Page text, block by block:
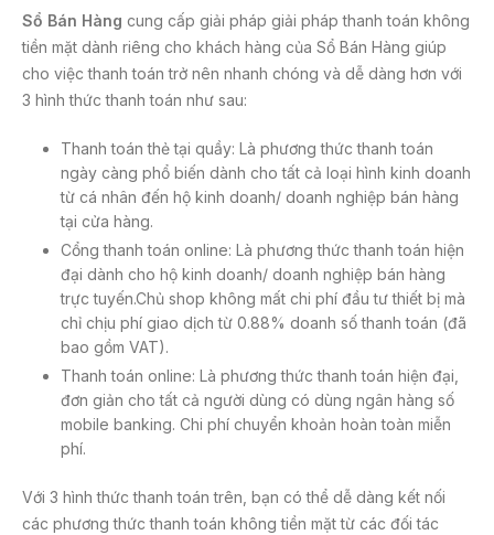
c
e
b
o
o
k
itt
er
ail
Sổ Bán Hàng cung cấp giải pháp giải pháp thanh toán không
tiền mặt dành riêng cho khách hàng của Sổ Bán Hàng giúp
cho việc thanh toán trở nên nhanh chóng và dễ dàng hơn với
3 hình thức thanh toán như sau:
Thanh toán thẻ tại quầy: Là phương thức thanh toán
ngày càng phổ biến dành cho tất cả loại hình kinh doanh
từ cá nhân đến hộ kinh doanh/ doanh nghiệp bán hàng
tại cửa hàng.
Cổng thanh toán online: Là phương thức thanh toán hiện
đại dành cho hộ kinh doanh/ doanh nghiệp bán hàng
trực tuyến.Chủ shop không mất chi phí đầu tư thiết bị mà
chỉ chịu phí giao dịch từ 0.88% doanh số thanh toán (đã
bao gồm VAT).
Thanh toán online: Là phương thức thanh toán hiện đại,
đơn giản cho tất cả người dùng có dùng ngân hàng số
mobile banking. Chi phí chuyển khoản hoàn toàn miễn
phí.
Với 3 hình thức thanh toán trên, bạn có thể dễ dàng kết nối
các phương thức thanh toán không tiền mặt từ các đối tác